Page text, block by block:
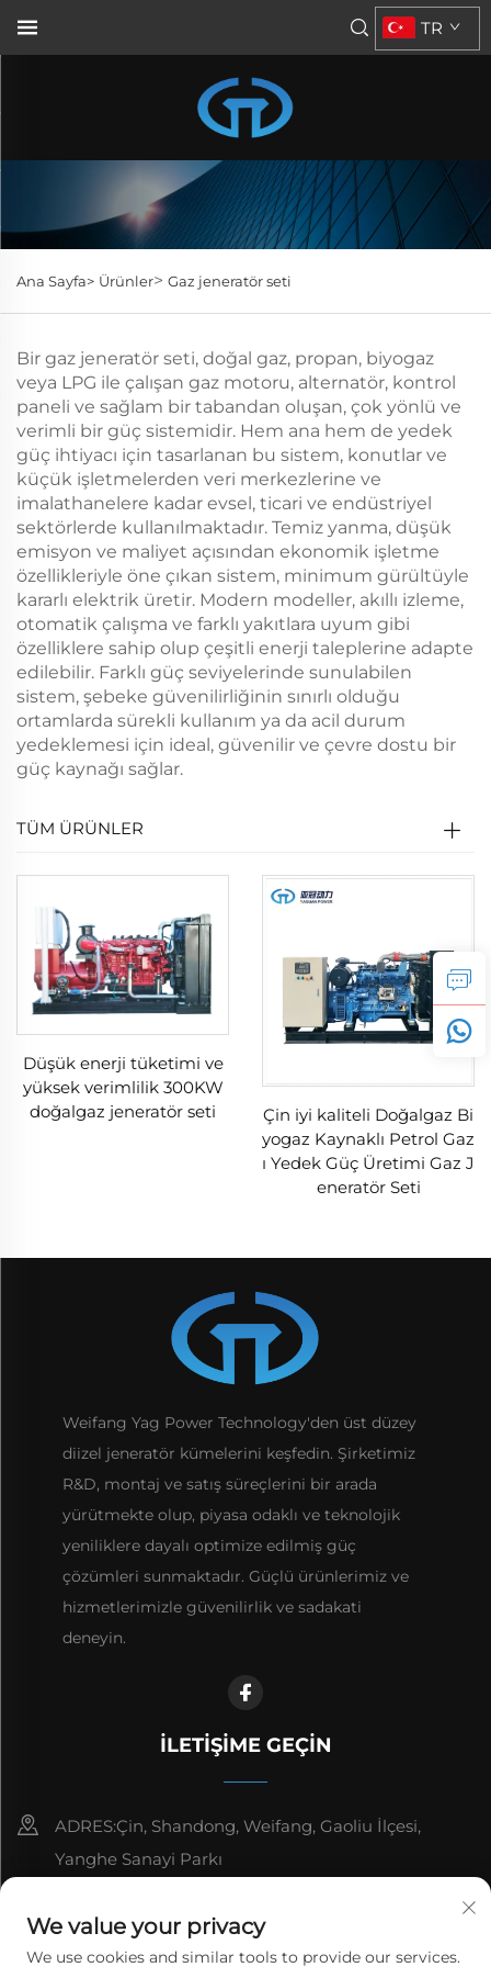
TR
Ana Sayfa> Ürünler> Gaz jeneratör seti
Bir gaz jeneratör seti, doğal gaz, propan, biyogaz
veya LPG ile çalışan gaz motoru, alternatör, kontrol
paneli ve sağlam bir tabandan oluşan, çok yönlü ve
verimli bir güç sistemidir. Hem ana hem de yedek
güç ihtiyacı için tasarlanan bu sistem, konutlar ve
küçük işletmelerden veri merkezlerine ve
imalathanelere kadar evsel, ticari ve endüstriyel
sektörlerde kullanılmaktadır. Temiz yanma, düşük
emisyon ve maliyet açısından ekonomik işletme
özellikleriyle öne çıkan sistem, minimum gürültüyle
kararlı elektrik üretir. Modern modeller, akıllı izleme,
otomatik çalışma ve farklı yakıtlara uyum gibi
özelliklere sahip olup çeşitli enerji taleplerine adapte
edilebilir. Farklı güç seviyelerinde sunulabilen
sistem, şebeke güvenilirliğinin sınırlı olduğu
ortamlarda sürekli kullanım ya da acil durum
yedeklemesi için ideal, güvenilir ve çevre dostu bir
güç kaynağı sağlar.
TÜM ÜRÜNLER
Düşük enerji tüketimi ve
yüksek verimlilik 300KW
doğalgaz jeneratör seti
Çin iyi kaliteli Doğalgaz Bi
yogaz Kaynaklı Petrol Gaz
ı Yedek Güç Üretimi Gaz J
eneratör Seti
Weifang Yag Power Technology'den üst düzey
diizel jeneratör kümelerini keşfedin. Şirketimiz
R&D, montaj ve satış süreçlerini bir arada
yürütmekte olup, piyasa odaklı ve teknolojik
yeniliklere dayalı optimize edilmiş güç
çözümleri sunmaktadır. Güçlü ürünlerimiz ve
hizmetlerimizle güvenilirlik ve sadakati
deneyin.
İLETIŞIME GEÇIN
ADRES:Çin, Shandong, Weifang, Gaoliu İlçesi,
Yanghe Sanayi Parkı
[email protected]
We value your privacy
We use cookies and similar tools to provide our services.